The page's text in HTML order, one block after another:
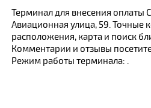
Терминал для внесения оплаты
Авиационная улица, 59. Точные
расположения, карта и поиск
Комментарии и отзывы
Режим работы терминала: .